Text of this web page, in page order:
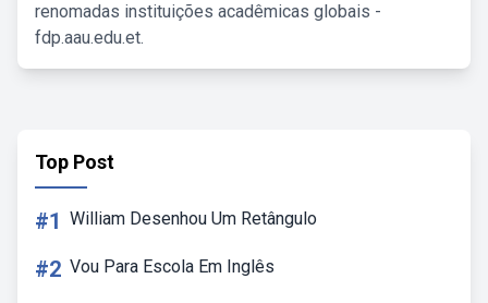
renomadas instituições acadêmicas globais -
fdp.aau.edu.et.
Top Post
#1 William Desenhou Um Retângulo
#2 Vou Para Escola Em Inglês